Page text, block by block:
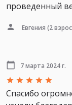
проведенный
Евгения (2
7 марта 2024 г.
Спасибо